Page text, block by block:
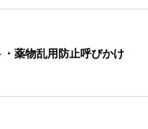
・薬物乱用防止呼びかけ